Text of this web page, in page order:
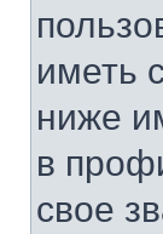
иметь
ниже
в
свое